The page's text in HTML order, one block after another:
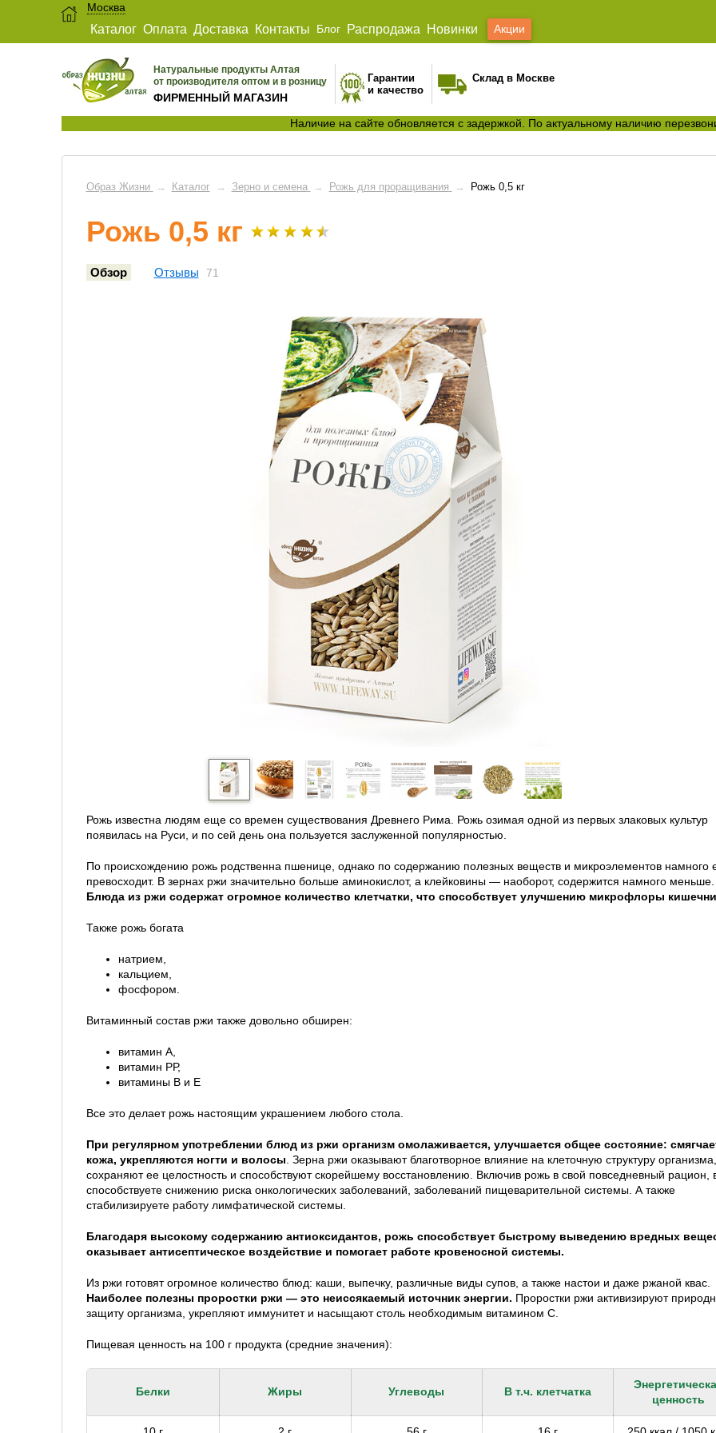
Москва
Каталог Оплата Доставка Контакты Блог Распродажа Новинки Акции
Натуральные продукты Алтая
от производителя оптом и в розницу
ФИРМЕННЫЙ МАГАЗИН
Гарантии
и качество
Склад в Москве
Наличие на сайте обновляется с задержкой. По актуальному наличию
Образ Жизни → Каталог → Зерно и семена → Рожь для проращивания → Рожь 0,5 кг
Рожь 0,5 кг
Обзор Отзывы 71
Рожь известна людям еще со времен существования Древнего Рима. Рожь озимая одной из первых злаковых культур
появилась на Руси, и по сей день она пользуется заслуженной популярностью.
По происхождению рожь родственна пшенице, однако по содержанию полезных веществ и микроэлементов намного
превосходит. В зернах ржи значительно больше аминокислот, а клейковины — наоборот, содержится намного меньше.
Блюда из ржи содержат огромное количество клетчатки, что способствует улучшению микрофлоры
Также рожь богата
натрием,
кальцием,
фосфором.
Витаминный состав ржи также довольно обширен:
витамин А,
витамин РР,
витамины В и Е
Все это делает рожь настоящим украшением любого стола.
При регулярном употреблении блюд из ржи организм омолаживается, улучшается общее состояние:
кожа, укрепляются ногти и волосы . Зерна ржи оказывают благотворное влияние на клеточную структуру организма,
сохраняют ее целостность и способствуют скорейшему восстановлению. Включив рожь в свой повседневный рацион,
способствуете снижению риска онкологических заболеваний, заболеваний пищеварительной системы. А также
стабилизируете работу лимфатической системы.
Благодаря высокому содержанию антиоксидантов, рожь способствует быстрому выведению вредных
оказывает антисептическое воздействие и помогает работе кровеносной системы.
Из ржи готовят огромное количество блюд: каши, выпечку, различные виды супов, а также настои и даже ржаной квас.
Наиболее полезны проростки ржи — это неиссякаемый источник энергии. Проростки ржи активизируют
защиту организма, укрепляют иммунитет и насыщают столь необходимым витамином С.
Пищевая ценность на 100 г продукта (средние значения):
Белки Жиры Углеводы В т.ч. клетчатка
ценность